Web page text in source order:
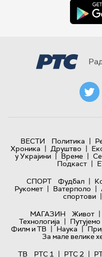
ВЕСТИ Политика |
Хроника | Друштво |
у Украјини | Време |
Подкаст |
СПОРТ
Фудбал |
Рукомет | Ватерполо |
спортови |
МАГАЗИН
Живот |
Технологијa | Путујемо
Филм и ТВ | Наука |
За мале велике
ТВ
РТС 1 | РТС 2 |